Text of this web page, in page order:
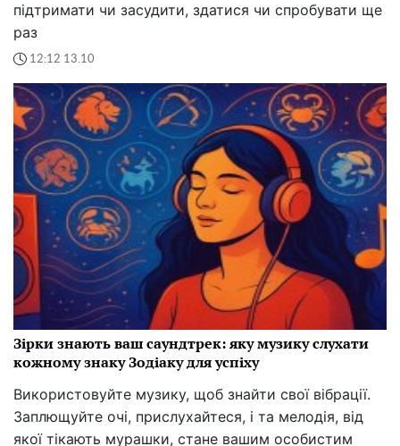
підтримати чи засудити, здатися чи спробувати ще
раз
12:12 13.10
Зірки знають ваш саундтрек: яку музику слухати
кожному знаку Зодіаку для успіху
Використовуйте музику, щоб знайти свої вібрації.
Заплющуйте очі, прислухайтеся, і та мелодія, від
якої тікають мурашки, стане вашим особистим